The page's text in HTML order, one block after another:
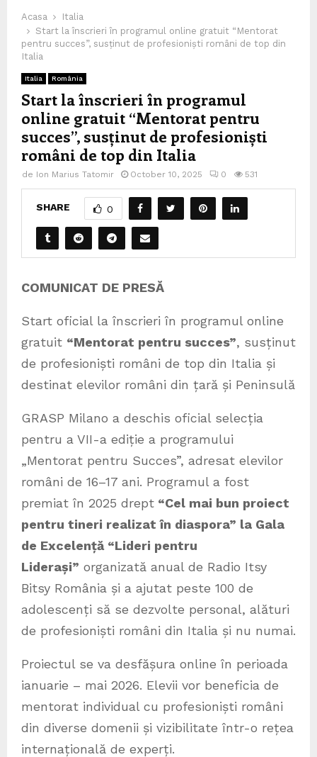
Acasa
Italia
Start la înscrieri în programul online gratuit “Mentorat
pentru succes”, susținut de profesioniști români de top din
Italia
Italia România
Start la înscrieri în programul
online gratuit “Mentorat pentru
succes”, susținut de profesioniști
români de top din Italia
de Ion Marius Tatomir October 10, 2025 0 531
SHARE 0
COMUNICAT DE PRESĂ
Start oficial la înscrieri în programul online
gratuit “Mentorat pentru succes”, susținut
de profesioniști români de top din Italia și
destinat elevilor români din țară și Peninsulă
GRASP Milano a deschis oficial selecția
pentru a VII-a ediție a programului
„Mentorat pentru Succes”, adresat elevilor
români de 16–17 ani. Programul a fost
premiat în 2025 drept “Cel mai bun proiect
pentru tineri realizat în diaspora” la Gala
de Excelență “Lideri pentru
Liderași” organizată anual de Radio Itsy
Bitsy România și a ajutat peste 100 de
adolescenți să se dezvolte personal, alături
de profesioniști români din Italia și nu numai.
Proiectul se va desfășura online în perioada
ianuarie – mai 2026. Elevii vor beneficia de
mentorat individual cu profesioniști români
din diverse domenii și vizibilitate într-o rețea
internațională de experți.